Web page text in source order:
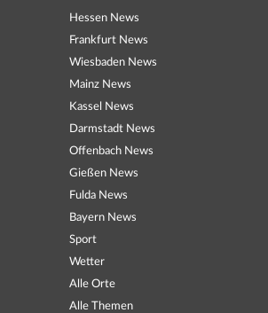
Hessen News
Frankfurt News
Wiesbaden News
Mainz News
Kassel News
Darmstadt News
Offenbach News
Gießen News
Fulda News
Bayern News
Sport
Wetter
Alle Orte
Alle Themen